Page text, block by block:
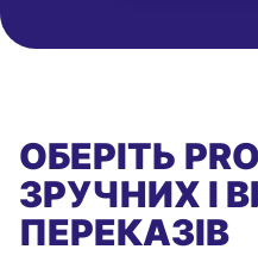
ОБЕРІТЬ
ЗРУЧНИХ І
ПЕРЕКАЗІВ